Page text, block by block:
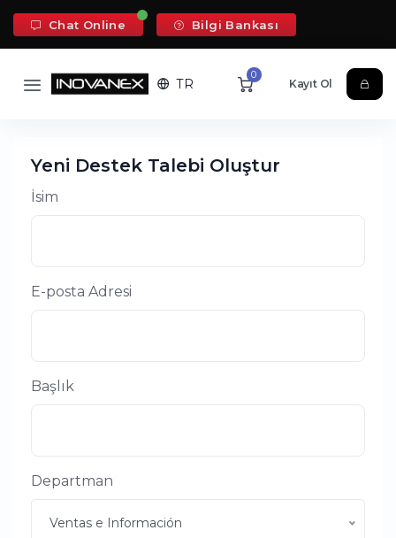
Chat Online Bilgi Bankası
TR
0
Kayıt Ol
Yeni Destek Talebi Oluştur
İsim
E-posta Adresi
Başlık
Departman
Ventas e Información